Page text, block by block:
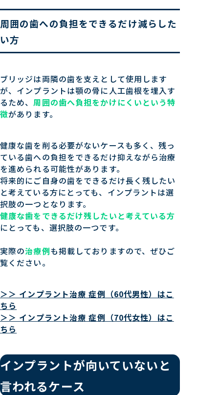
周囲の歯への負担をできるだけ減らした
い方
ブリッジは両隣の歯を支えとして使用します
が、インプラントは顎の骨に人工歯根を埋入す
るため、周囲の歯へ負担をかけにくいという特
徴があります。
健康な歯を削る必要がないケースも多く、残っ
ている歯への負担をできるだけ抑えながら治療
を進められる可能性があります。
将来的にご自身の歯をできるだけ長く残したい
と考えている方にとっても、インプラントは選
択肢の一つとなります。
健康な歯をできるだけ残したいと考えている方
にとっても、選択肢の一つです。
実際の治療例も掲載しておりますので、ぜひご
覧ください。
＞＞ インプラント治療 症例（60代男性）はこ
ちら
＞＞ インプラント治療 症例（70代女性）はこ
ちら
インプラントが向いていないと
言われるケース